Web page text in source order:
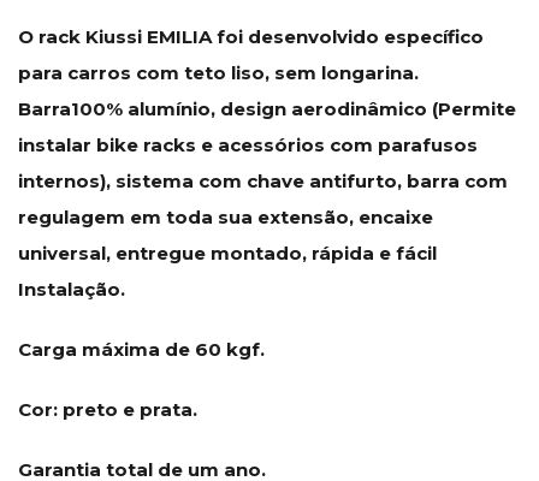
O rack Kiussi EMILIA foi desenvolvido específico
para carros com teto liso, sem longarina.
Barra100% alumínio, design aerodinâmico (Permite
instalar bike racks e acessórios com parafusos
internos), sistema com chave antifurto, barra com
regulagem em toda sua extensão, encaixe
universal, entregue montado, rápida e fácil
Instalação.
Carga máxima de 60 kgf.
Cor: preto e prata.
Garantia total de um ano.